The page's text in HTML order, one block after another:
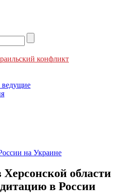
конфликт
на Украине
области
в России